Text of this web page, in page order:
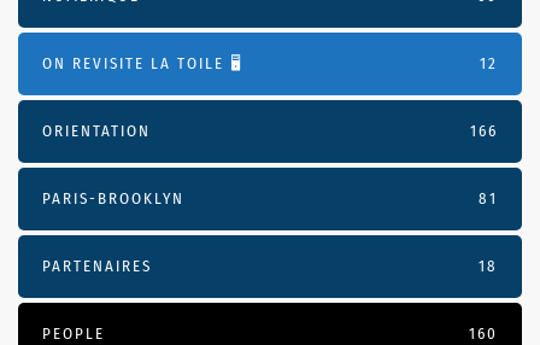
ON REVISITE LA TOILE 🖥️ 12
ORIENTATION 166
PARIS-BROOKLYN 81
PARTENAIRES 18
PEOPLE 160